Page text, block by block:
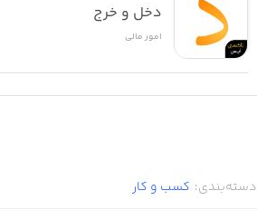
دخل و خرج
امور ‌مالی
دسته‌بندی: کسب‌ و ‌کار